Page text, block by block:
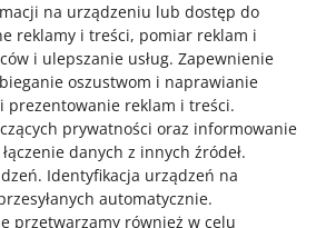
na urządzeniu lub dostęp do
reklamy i treści, pomiar reklam i
i ulepszanie usług. Zapewnienie
oszustwom i naprawianie
prezentowanie reklam i treści.
prywatności oraz informowanie
danych z innych źródeł.
. Identyfikacja urządzeń na
automatycznie.
przetwarzamy również w celu
Gadane